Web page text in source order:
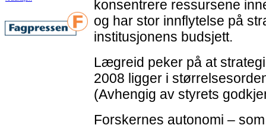
konsentrere ressursene
og har stor innflytelse på
institusjonens budsjett.
Lægreid peker på at
2008 ligger i
(Avhengig av styrets
Forskernes autonomi –